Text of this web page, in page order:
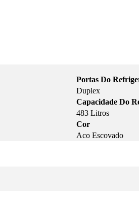
Portas Do
Duplex
Capacidade Do
483 Litros
Cor
Aco Escovado